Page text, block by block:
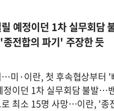
예정이던 1차 실무회담
전합의 파기' 주장한 듯
미·이란, 첫 후속협상부터 '
정이던 1차 실무회담 불발…
최소 15명 사망…이란, '종